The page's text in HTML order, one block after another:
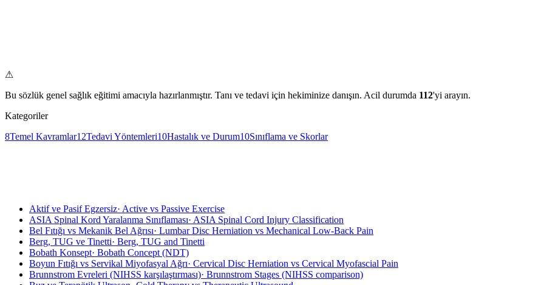
⚠
Bu sözlük genel sağlık eğitimi amacıyla hazırlanmıştır. Tanı ve tedavi için hekiminize danışın. Acil durumda 112'yi arayın.
Kategoriler
8Temel Kavramlar12Tedavi Yöntemleri10Hastalık ve Durum10Sınıflama ve Skorlar
Aktif ve Pasif Egzersiz· Active vs Passive Exercise
ASIA Spinal Kord Yaralanma Sınıflaması· ASIA Spinal Cord Injury Classification
Bel Fıtığı vs Mekanik Bel Ağrısı· Lumbar Disc Herniation vs Mechanical Low-Back Pain
Berg, TUG ve Tinetti· Berg, TUG and Tinetti
Bobath Konsept· Bobath Concept (NDT)
Boyun Fıtığı vs Servikal Miyofasyal Ağrı· Cervical Disc Herniation vs Cervical Myofascial Pain
Brunnstrom Evreleri (NIHSS karşılaştırması)· Brunnstrom Stages (NIHSS comparison)